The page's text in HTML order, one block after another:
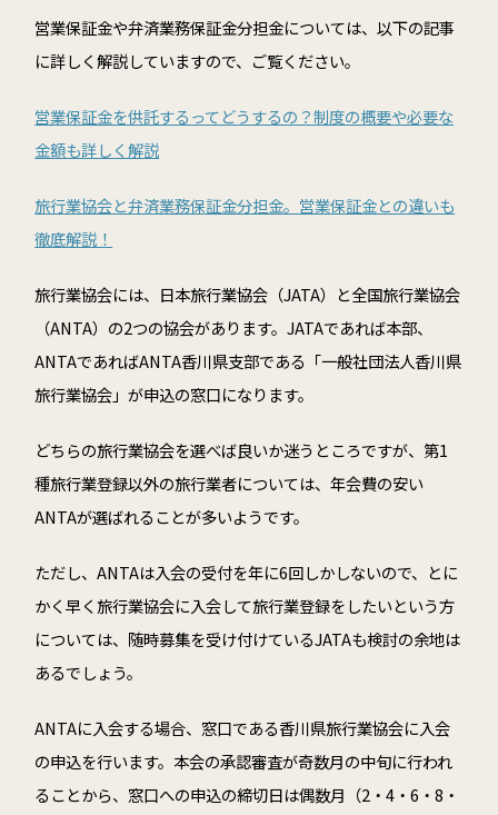
営業保証金や弁済業務保証金分担金については、以下の記事
に詳しく解説していますので、ご覧ください。
営業保証金を供託するってどうするの？制度の概要や必要な
金額も詳しく解説
旅行業協会と弁済業務保証金分担金。営業保証金との違いも
徹底解説！
旅行業協会には、日本旅行業協会（JATA）と全国旅行業協会
（ANTA）の2つの協会があります。JATAであれば本部、
ANTAであればANTA香川県支部である「一般社団法人香川県
旅行業協会」が申込の窓口になります。
どちらの旅行業協会を選べば良いか迷うところですが、第1
種旅行業登録以外の旅行業者については、年会費の安い
ANTAが選ばれることが多いようです。
ただし、ANTAは入会の受付を年に6回しかしないので、とに
かく早く旅行業協会に入会して旅行業登録をしたいという方
については、随時募集を受け付けているJATAも検討の余地は
あるでしょう。
ANTAに入会する場合、窓口である香川県旅行業協会に入会
の申込を行います。本会の承認審査が奇数月の中旬に行われ
ることから、窓口への申込の締切日は偶数月（2・4 ・6 ・8 ・